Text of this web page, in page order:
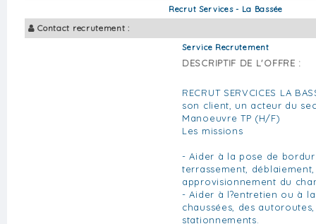
Recrut Services - La Bassée
Contact recrutement :
Service Recrutement
DESCRIPTIF DE L'OFFRE :
RECRUT SERVCICES LA
son client, un acteur du
Manoeuvre TP (H/F)
Les missions
- Aider à la pose de
terrassement,
approvisionnement du
- Aider à l?entretien ou à
chaussées, des
stationnements.